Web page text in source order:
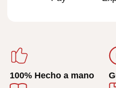
100% Hecho a mano